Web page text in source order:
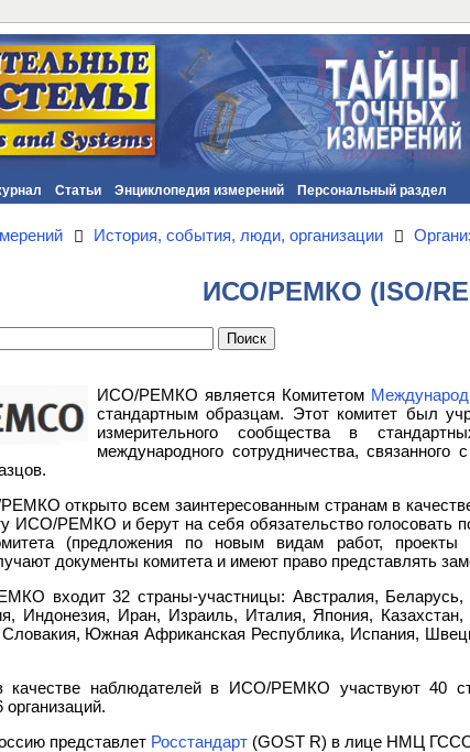
Статьи Энциклопедия измерений Персональный раздел
История, события, люди, организации
ИСО/РЕМКО (ISO/
ИСО/РЕМКО является Комитетом
стандартным образцам. Этот комитет был
измерительного сообщества в
международного сотрудничества,
открыто всем заинтересованным странам в
ИСО/РЕМКО и берут на себя обязательство голосовать
(предложения по новым видам работ, проекты
документы комитета и имеют право представлять
входит 32 страны-участницы: Австралия, Беларусь,
Индонезия, Иран, Израиль, Италия, Япония,
Южная Африканская Республика, Испания,
качестве наблюдателей в ИСО/РЕМКО участвуют 40
представлет Росстандарт (GOST R) в лице НМЦ